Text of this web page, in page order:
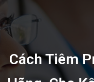
Cách Tiêm